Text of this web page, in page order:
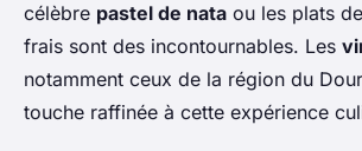
célèbre pastel de nata ou les plats
frais sont des incontournables. Les
notamment ceux de la région du
touche raffinée à cette expérience